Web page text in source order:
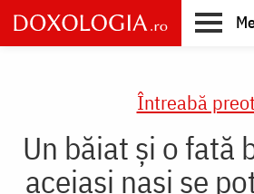
Skip
to
main
Întreabă
Un băiat și o fată
aceiași nași se